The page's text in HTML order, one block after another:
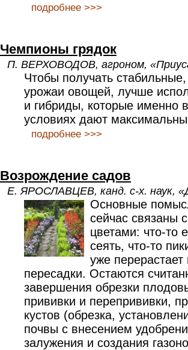
подробнее >>>
Чемпионы грядок
П. ВЕРХОВОДОВ, агроном,
Чтобы получать
урожаи овощей, лучше
и гибриды, которые именно
условиях дают
подробнее >>>
Возрождение садов
Е. ЯРОСЛАВЦЕВ, канд. с-х. наук,
Основные
сейчас связаны
цветами: что-то
сеять, что-то
уже
пересадки. Остаются
завершения обрезки
прививки и перепрививки,
кустов (обрезка,
почвы с внесением
залужения и создания